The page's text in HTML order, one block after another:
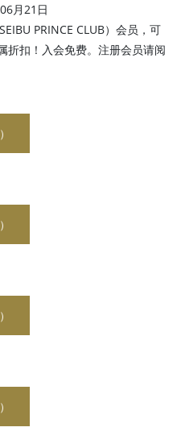
月21日
PRINCE CLUB）会员，可
折扣！入会免费。注册会员请阅